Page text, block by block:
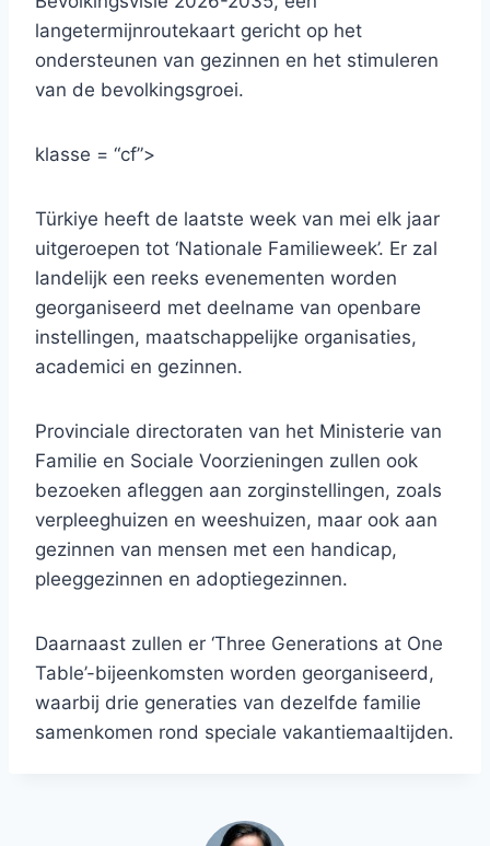
langetermijnroutekaart gericht op het
ondersteunen van gezinnen en het stimuleren
van de bevolkingsgroei.
klasse = “cf”>
Türkiye heeft de laatste week van mei elk jaar
uitgeroepen tot ‘Nationale Familieweek’. Er zal
landelijk een reeks evenementen worden
georganiseerd met deelname van openbare
instellingen, maatschappelijke organisaties,
academici en gezinnen.
Provinciale directoraten van het Ministerie van
Familie en Sociale Voorzieningen zullen ook
bezoeken afleggen aan zorginstellingen, zoals
verpleeghuizen en weeshuizen, maar ook aan
gezinnen van mensen met een handicap,
pleeggezinnen en adoptiegezinnen.
Daarnaast zullen er ‘Three Generations at One
Table’-bijeenkomsten worden georganiseerd,
waarbij drie generaties van dezelfde familie
samenkomen rond speciale vakantiemaaltijden.